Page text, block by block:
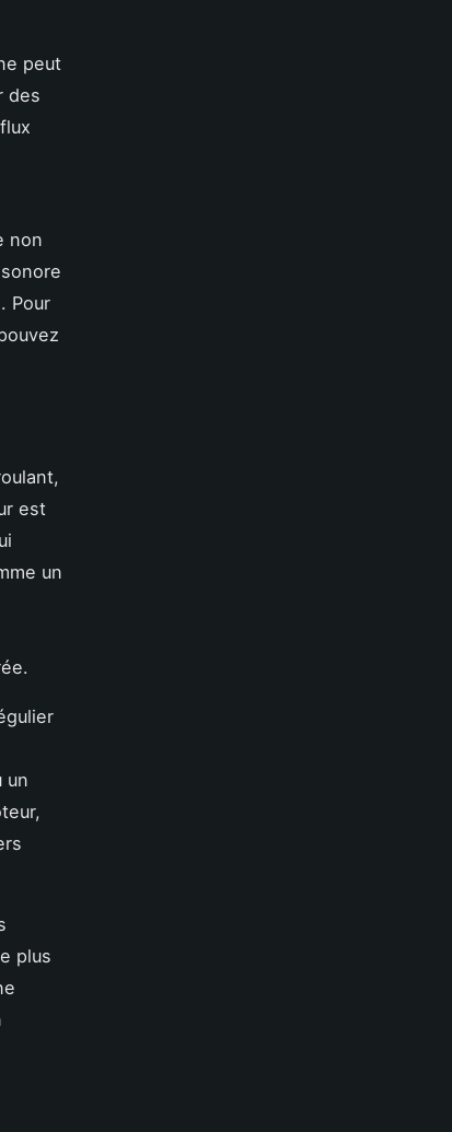
peut
des
non
Pour
est
un
un
plus